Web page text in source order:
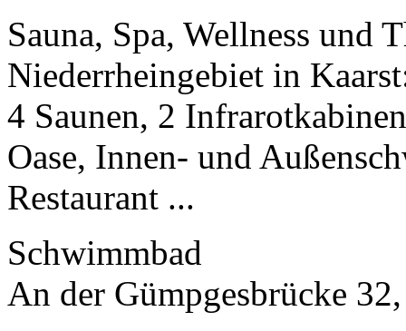
Sauna, Spa, Wellness und
Niederrheingebiet in
4 Saunen, 2
Oase, Innen- und
Restaurant ...
Schwimmbad
An der Gümpgesbrücke